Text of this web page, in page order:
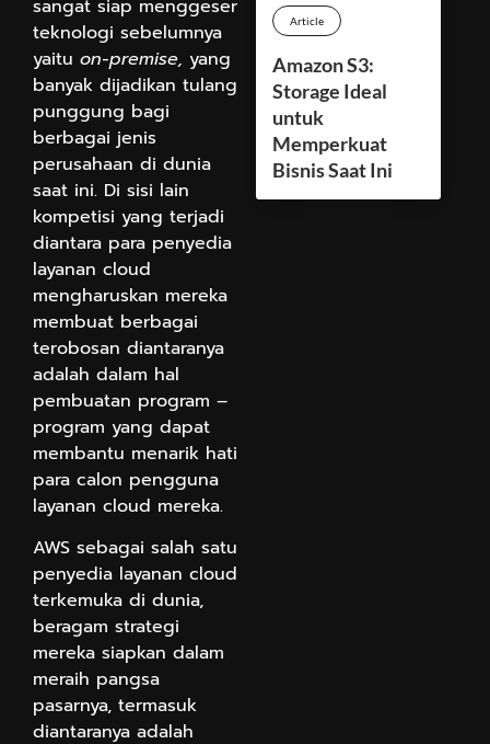
sangat siap menggeser
teknologi sebelumnya
yaitu on-premise, yang
banyak dijadikan tulang
punggung bagi
berbagai jenis
perusahaan di dunia
saat ini. Di sisi lain
kompetisi yang terjadi
diantara para penyedia
layanan cloud
mengharuskan mereka
membuat berbagai
terobosan diantaranya
adalah dalam hal
pembuatan program –
program yang dapat
membantu menarik hati
para calon pengguna
layanan cloud mereka.
AWS sebagai salah satu
penyedia layanan cloud
terkemuka di dunia,
beragam strategi
mereka siapkan dalam
meraih pangsa
pasarnya, termasuk
diantaranya adalah
Article
Amazon S3:
Storage Ideal
untuk
Memperkuat
Bisnis Saat Ini